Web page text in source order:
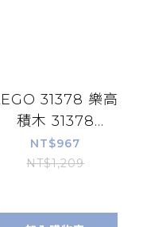
31378 樂高
積木 31378
Creator 創意大師
系列 - 太空探索望
NT$967
NT$1,209